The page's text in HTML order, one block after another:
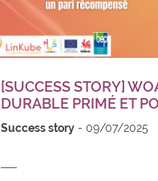
[SUCCESS STORY]
DURABLE PRIMÉ ET
Success story 09/07/2025